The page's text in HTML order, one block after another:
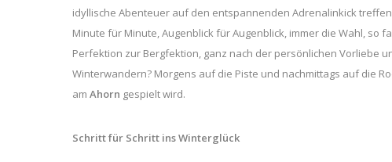
idyllische Abenteuer auf den entspannenden Adrenalinkick
Minute für Minute, Augenblick für Augenblick, immer die Wahl, so
Perfektion zur Bergfektion, ganz nach der persönlichen Vorliebe
Winterwandern? Morgens auf die Piste und nachmittags auf die
am Ahorn gespielt wird.
Schritt für Schritt ins Winterglück